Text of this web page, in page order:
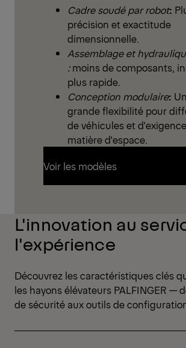
Cadre soudé par robot:
précision et exactitude
dimensionnelle.
Assemblage et
:moins de composants,
plus rapide.
Conception modulaire:
grande flexibilité pour
de véhicules et
matière d'espace.
Voir les modèles
L'innovation au
l'expérience
Découvrez les caractéristiques clés
les hayons élévateurs PALFINGER —
de sécurité aux outils de